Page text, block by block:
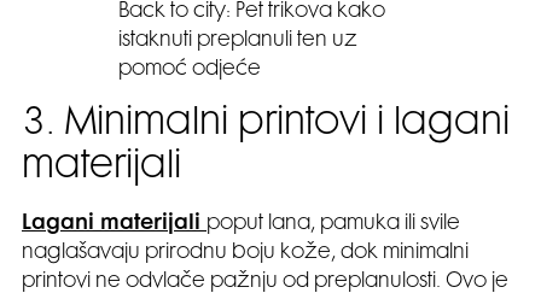
Back to city: Pet trikova kako
istaknuti preplanuli ten uz
pomoć odjeće
3. Minimalni printovi i lagani
materijali
Lagani materijali
poput lana, pamuka ili svile
naglašavaju prirodnu boju kože, dok minimalni
printovi ne odvlače pažnju od preplanulosti. Ovo je